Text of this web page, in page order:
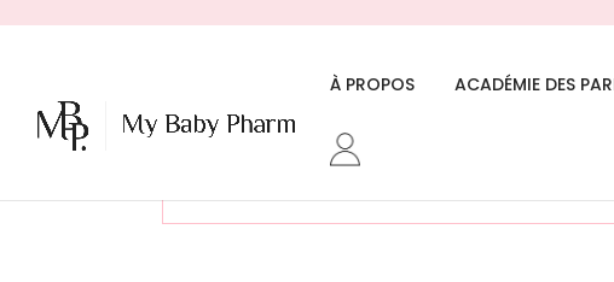
À PROPOS ACADÉMIE DES
«Beurre végétal bio COCO –